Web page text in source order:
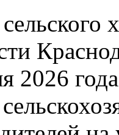
2026